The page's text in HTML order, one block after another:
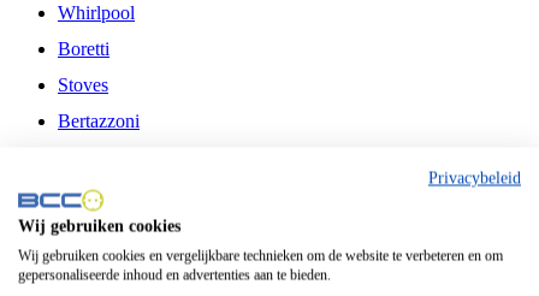
Whirlpool
Boretti
Stoves
Bertazzoni
Fitelli
Airfryer
Frituurpan
Privacybeleid
Wij gebruiken cookies
Wij gebruiken cookies en vergelijkbare technieken om de website te verbeteren en om
gepersonaliseerde inhoud en advertenties aan te bieden.